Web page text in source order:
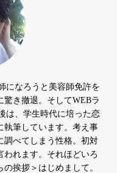
になろうと美容師免許を
き撤退。そしてWEBラ
は、学生時代に培った恋
執筆しています。考え事
調べてしまう性格。初対
われます。それほどいろ
挨拶＞はじめまして。